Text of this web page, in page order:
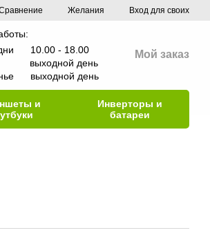
Желания Вход для своих
10.00 - 18.00
выходной день
выходной день
Мой заказ
и
Инверторы и
батареи